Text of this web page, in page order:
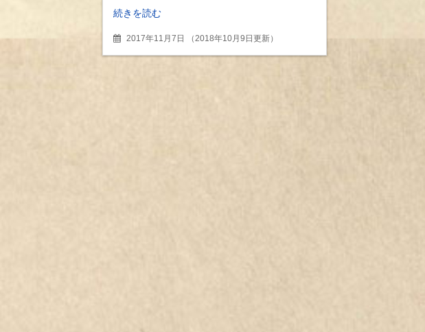
続きを読む
2017年11月7日 （2018年10月9日更新）